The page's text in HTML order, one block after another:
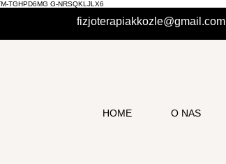
TGHPD6MG G-NRSQKLJLX6
fizjoterapiakkozle@gmail.com
HOME O NAS